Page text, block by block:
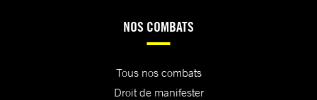
NOS COMBATS
Tous nos combats
Droit de manifester